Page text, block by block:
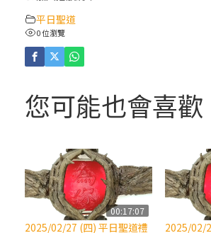
(5)黃敏正主教帶你做「
人相遇
(2)黃敏正主教帶你做「
越的智慧】：七項齋戒
平日聖道
0 位瀏覽
您可能也會喜歡
00:17:07
2025/02/27 (四) 平日聖道禮
2025/02/